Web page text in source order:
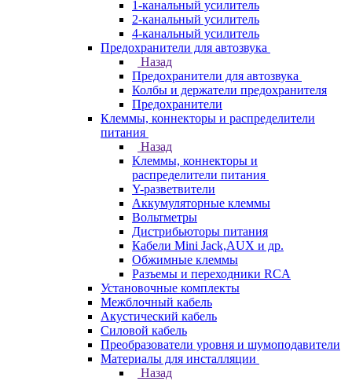
1-канальный усилитель
2-канальный усилитель
4-канальный усилитель
Предохранители для автозвука
Назад
Предохранители для автозвука
Колбы и держатели предохранителя
Предохранители
Клеммы, коннекторы и распределители
питания
Назад
Клеммы, коннекторы и
распределители питания
Y-разветвители
Аккумуляторные клеммы
Вольтметры
Дистрибьюторы питания
Кабели Mini Jack,AUX и др.
Обжимные клеммы
Разъемы и переходники RCA
Установочные комплекты
Межблочный кабель
Акустический кабель
Силовой кабель
Преобразователи уровня и шумоподавители
Материалы для инсталляции
Назад